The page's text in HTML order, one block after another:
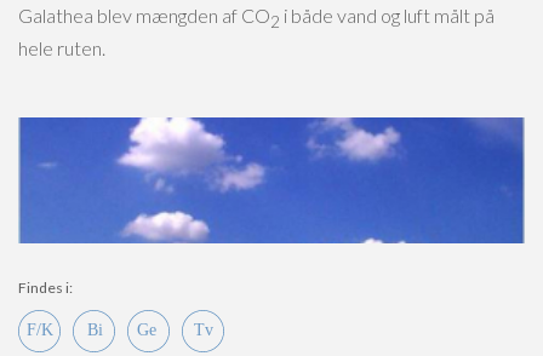
Galathea blev mængden af CO2 i både vand og luft målt på
hele ruten.
Findes i: